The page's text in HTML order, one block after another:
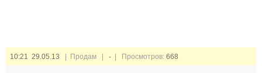
10:21 29.05.13 | Продам | - | Просмотров: 668